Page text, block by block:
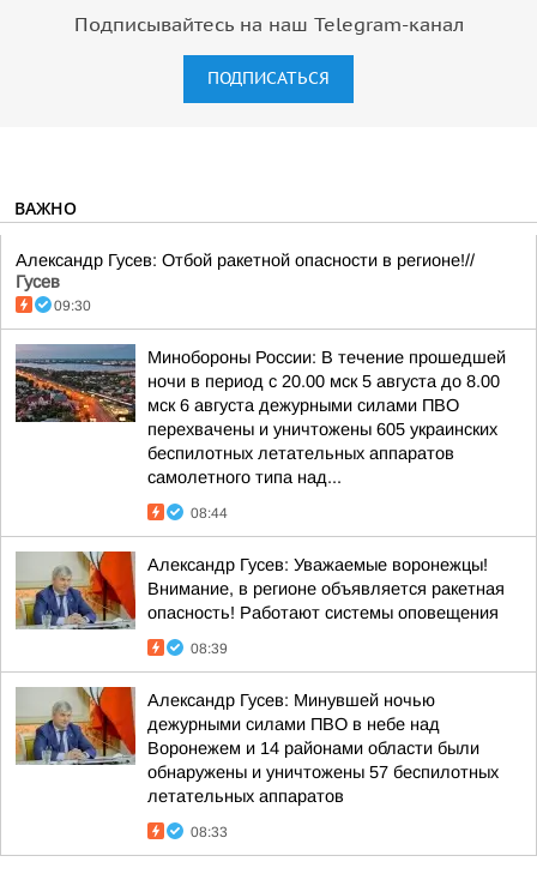
Подписывайтесь на наш Telegram-канал
ПОДПИСАТЬСЯ
ВАЖНО
Александр Гусев: Отбой ракетной опасности в регионе!//
Гусев
09:30
Минобороны России: В течение прошедшей
ночи в период с 20.00 мск 5 августа до 8.00
мск 6 августа дежурными силами ПВО
перехвачены и уничтожены 605 украинских
беспилотных летательных аппаратов
самолетного типа над...
08:44
Александр Гусев: Уважаемые воронежцы!
Внимание, в регионе объявляется ракетная
опасность! Работают системы оповещения
08:39
Александр Гусев: Минувшей ночью
дежурными силами ПВО в небе над
Воронежем и 14 районами области были
обнаружены и уничтожены 57 беспилотных
летательных аппаратов
08:33